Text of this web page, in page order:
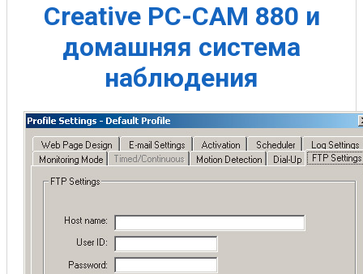
Creative PC-CAM 880 и
домашняя система
наблюдения